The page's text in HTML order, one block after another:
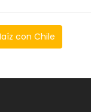
con Chile